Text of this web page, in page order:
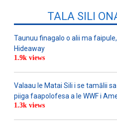
TALA SILI
Taunuu finagalo o alii ma
Hideaway
1.9k views
Valaau le Matai Sili i se tamālii
piiga faapolofesa a le WWF i
1.3k views